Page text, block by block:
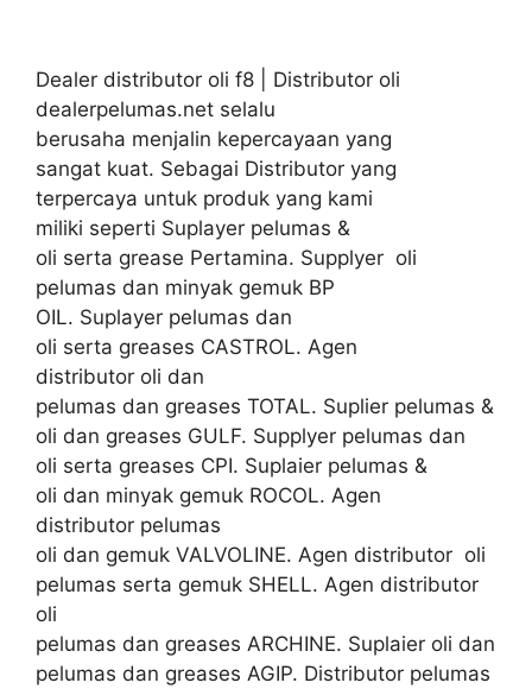
Dealer distributor oli f8 | Distributor oli
dealerpelumas.net selalu
berusaha menjalin kepercayaan yang
sangat kuat. Sebagai Distributor yang
terpercaya untuk produk yang kami
miliki seperti Suplayer pelumas &
oli serta grease Pertamina. Supplyer oli
pelumas dan minyak gemuk BP
OIL. Suplayer pelumas dan
oli serta greases CASTROL. Agen
distributor oli dan
pelumas dan greases TOTAL. Suplier pelumas &
oli dan greases GULF. Supplyer pelumas dan
oli serta greases CPI. Suplaier pelumas &
oli dan minyak gemuk ROCOL. Agen
distributor pelumas
oli dan gemuk VALVOLINE. Agen distributor oli
pelumas serta gemuk SHELL. Agen distributor
oli
pelumas dan greases ARCHINE. Suplaier oli dan
pelumas dan greases AGIP. Distributor pelumas